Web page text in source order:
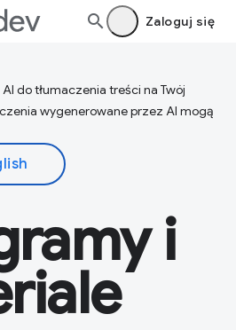
Zaloguj się
do tłumaczenia treści na Twój
wygenerowane przez AI mogą
i